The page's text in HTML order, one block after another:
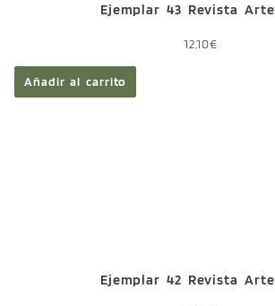
Ejemplar 43 Revista
12,10€
Añadir al carrito
Ejemplar 42 Revista